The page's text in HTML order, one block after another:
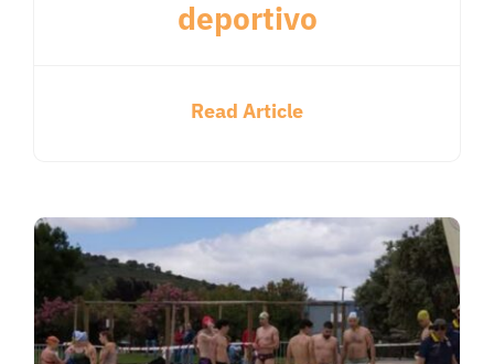
deportivo
Read Article